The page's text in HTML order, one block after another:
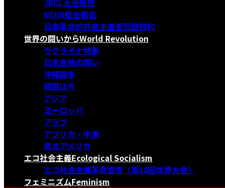
JRCL大会報告
NCIW総会報告
日本革命的共産主義者同盟規約
世界の闘いからWorld Revolution
ウクライナ特集
日本各地の闘い
沖縄闘争
韓国は今
アジア
ヨーロッパ
アラブ
アフリカ・中東
南北アメリカ
エコ社会主義Ecological Socialism
エコ社会主義革命宣言〈第18回世界大会〉
フェミニズムFeminism